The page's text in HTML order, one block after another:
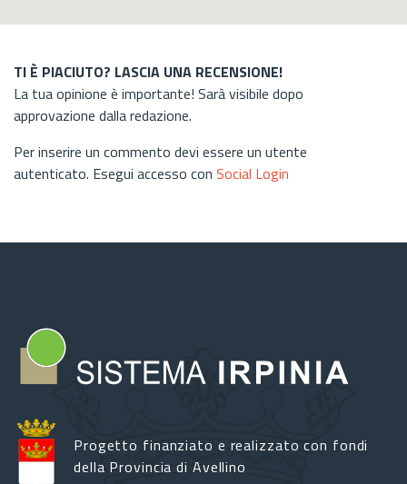
TI È PIACIUTO? LASCIA UNA RECENSIONE!
La tua opinione è importante! Sarà visibile dopo
approvazione dalla redazione.
Per inserire un commento devi essere un utente
autenticato. Esegui accesso con Social Login
Progetto finanziato e realizzato con fondi
della Provincia di Avellino